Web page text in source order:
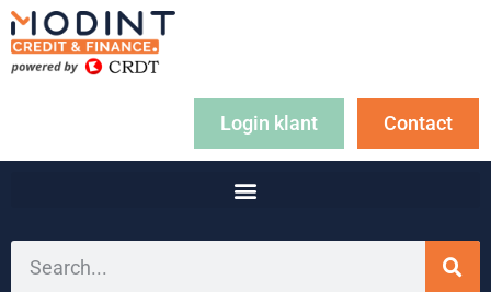
Login klant Contact